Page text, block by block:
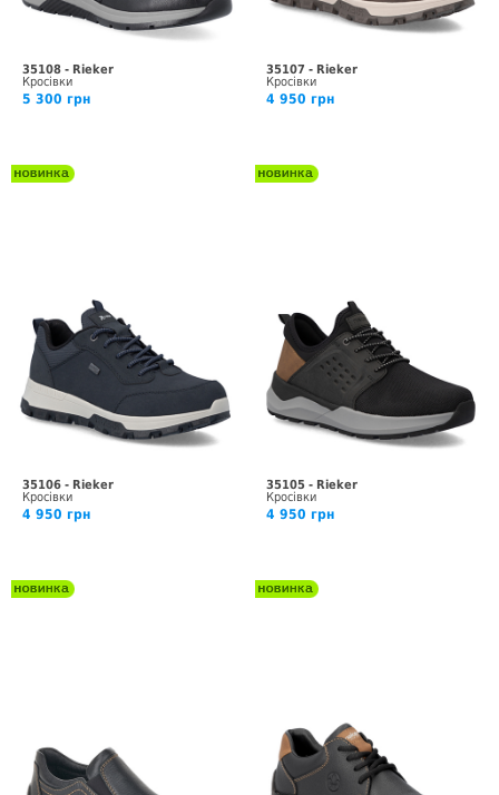
35108 - Rieker
Кросівки
5 300 грн
35107 - Rieker
Кросівки
4 950 грн
35106 - Rieker
Кросівки
4 950 грн
35105 - Rieker
Кросівки
4 950 грн